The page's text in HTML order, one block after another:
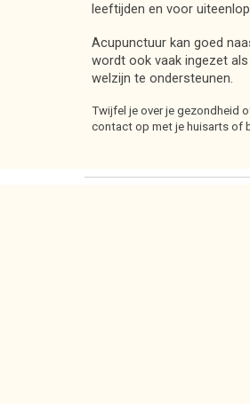
leeftijden en voor
Acupunctuur kan goed
wordt ook vaak ingezet
welzijn te ondersteunen.
Twijfel je over je gezondheid
contact op met je huisarts of